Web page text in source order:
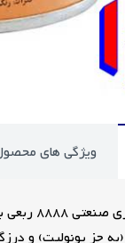
ویژگی های
جز یونولیت) و